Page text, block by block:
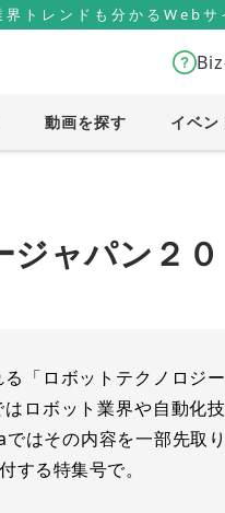
トレンドも分かるWebサ
動画を探す イベン
ャパン２
「ロボットテクノロジ
ロボット業界や自動化
はその内容を一部先取
する特集号で。